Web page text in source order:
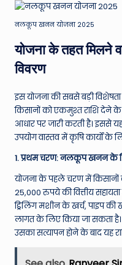
d
नलकूप खनन योजना 2025
योजना के तहत मिलने
विवरण
इस योजना की सबसे बड़ी विशेषता
किसानों को एकमुश्त राशि देने
आधार पर जारी करती है। इससे यह
उपयोग वास्तव में कृषि कार्यों के
1. प्रथम चरण: नलकूप खनन के
योजना के पहले चरण में किसानों
25,000 रुपये की वित्तीय सहायता
ड्रिलिंग मशीन के खर्च, पाइप
लागत के लिए किया जा सकता है।
उसका सत्यापन होने के बाद यह